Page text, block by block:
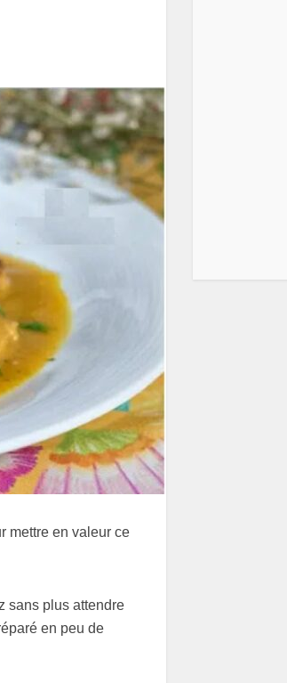
mettre en valeur ce
sans plus attendre
en peu de